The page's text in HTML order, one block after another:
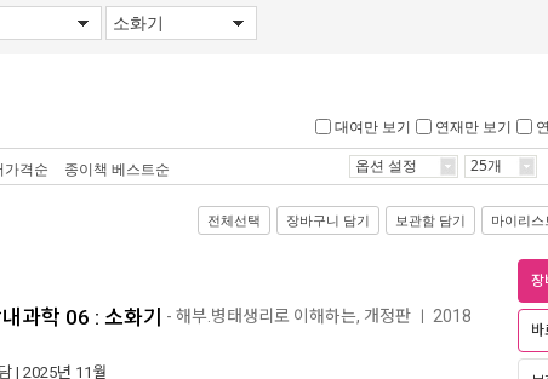
대여만 보기 연재만 보기
가격순 종이책 베스트순 옵션 설정 25개
전체선택 장바구니 담기 보관함 담기 마이리스
과학 06 : 소화기 - 해부.병태생리로 이해하는, 개정판 2018
| 2025년 11월
장
바